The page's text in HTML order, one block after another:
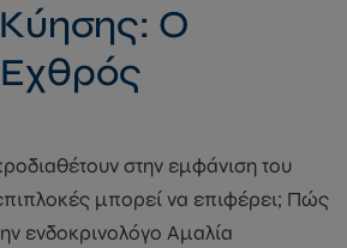
Ο
στην εμφάνιση του
μπορεί να επιφέρει; Πώς
ενδοκρινολόγο Αμαλία